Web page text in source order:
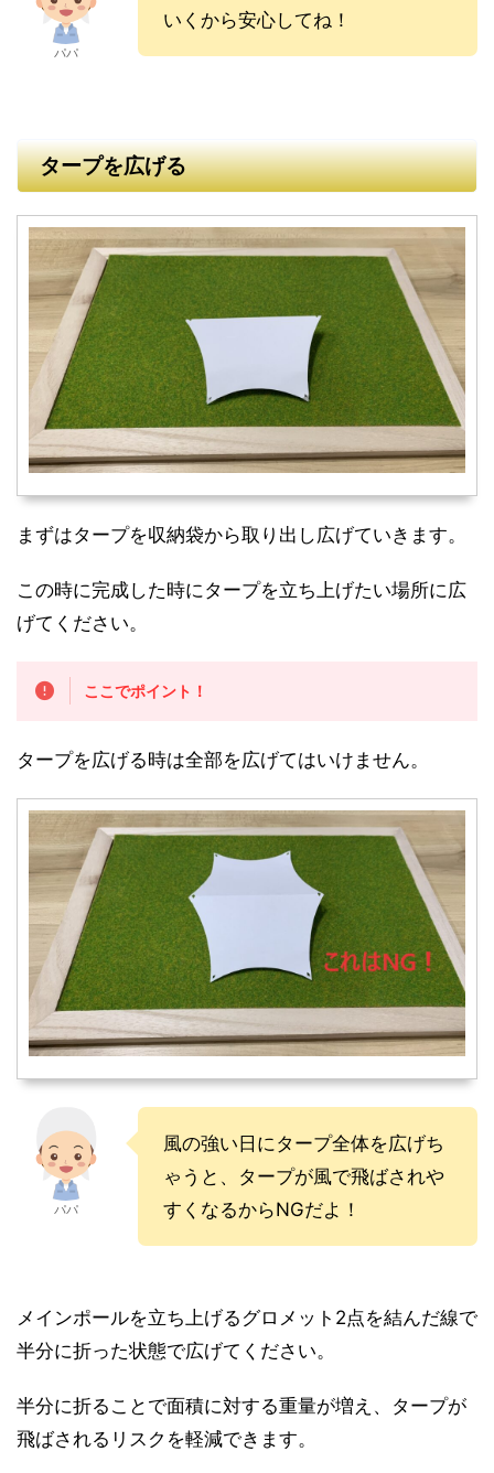
パパ
いくから安心してね！
タープを広げる
まずはタープを収納袋から取り出し広げていきます。
この時に完成した時にタープを立ち上げたい場所に広
げてください。
ここでポイント！
タープを広げる時は全部を広げてはいけません。
パパ
風の強い日にタープ全体を広げち
ゃうと、タープが風で飛ばされや
すくなるからNGだよ！
メインポールを立ち上げるグロメット2点を結んだ線で
半分に折った状態で広げてください。
半分に折ることで面積に対する重量が増え、タープが
飛ばされるリスクを軽減できます。